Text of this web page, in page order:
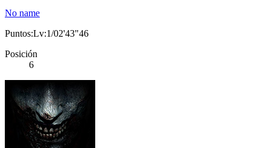
No name
Puntos:Lv:1/02'43"46
Posición
6